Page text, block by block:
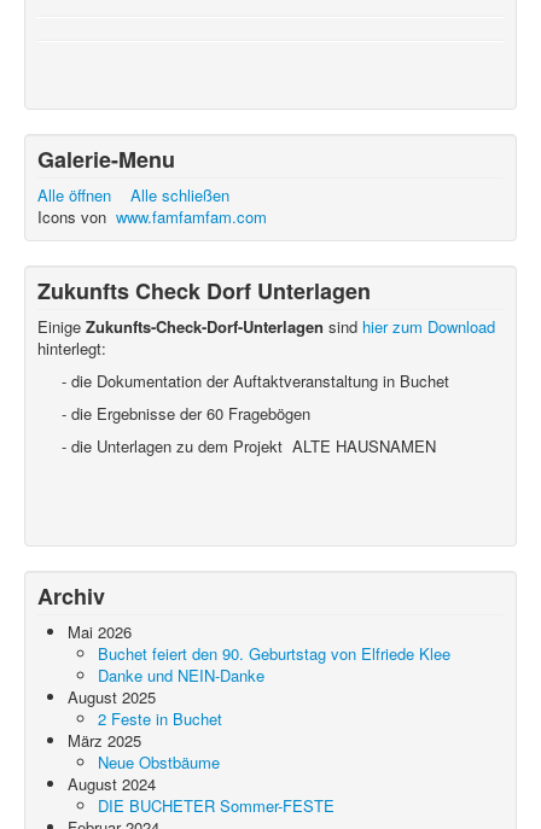
Galerie-Menu
Alle öffnen
Alle schließen
Icons von www.famfamfam.com
Zukunfts Check Dorf Unterlagen
Einige Zukunfts-Check-Dorf-Unterlagen sind hier zum Download
hinterlegt:
- die Dokumentation der Auftaktveranstaltung in Buchet
- die Ergebnisse der 60 Fragebögen
- die Unterlagen zu dem Projekt ALTE HAUSNAMEN
Archiv
Mai 2026
Buchet feiert den 90. Geburtstag von Elfriede Klee
Danke und NEIN-Danke
August 2025
2 Feste in Buchet
März 2025
Neue Obstbäume
August 2024
DIE BUCHETER Sommer-FESTE